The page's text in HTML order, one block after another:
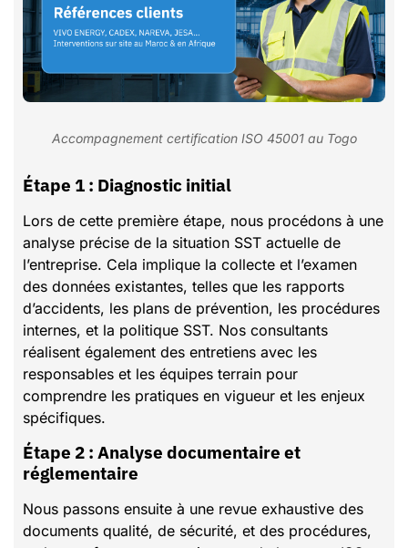
Accompagnement certification ISO 45001 au Togo
Étape 1 : Diagnostic initial
Lors de cette première étape, nous procédons à une
analyse précise de la situation SST actuelle de
l’entreprise. Cela implique la collecte et l’examen
des données existantes, telles que les rapports
d’accidents, les plans de prévention, les procédures
internes, et la politique SST. Nos consultants
réalisent également des entretiens avec les
responsables et les équipes terrain pour
comprendre les pratiques en vigueur et les enjeux
spécifiques.
Étape 2 : Analyse documentaire et
réglementaire
Nous passons ensuite à une revue exhaustive des
documents qualité, de sécurité, et des procédures,